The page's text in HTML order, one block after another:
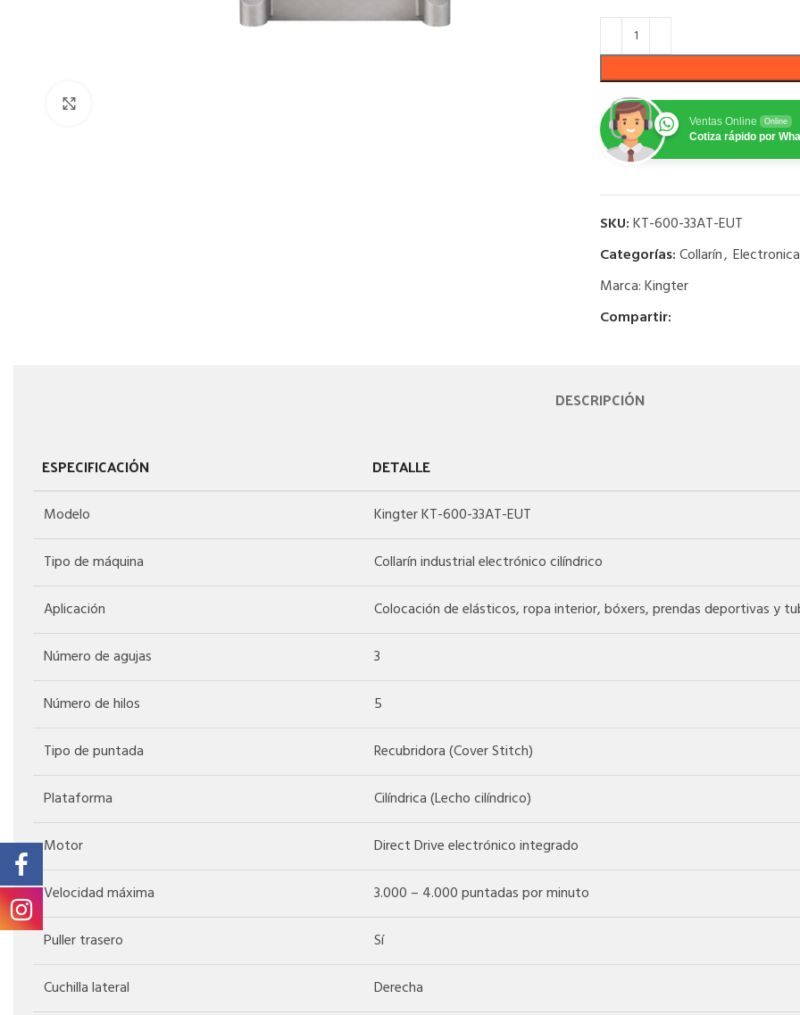
Ventas Online Online
Cotiza rápido por
SKU:KT-600-33AT-EUT
Categorías:Collarín, Electronica
Marca:Kingter
Compartir:
DESCRIPCIÓN
ESPECIFICACIÓN DETALLE
Modelo Kingter KT-600-33AT-EUT
Tipo de máquina Collarín industrial electrónico cilíndrico
Aplicación Colocación de elásticos, ropa interior, bóxers, prendas deportivas y
Número de agujas 3
Número de hilos 5
Tipo de puntada Recubridora (Cover Stitch)
Plataforma Cilíndrica (Lecho cilíndrico)
Motor Direct Drive electrónico integrado
Velocidad máxima 3.000 – 4.000 puntadas por minuto
Puller trasero Sí
Cuchilla lateral Derecha